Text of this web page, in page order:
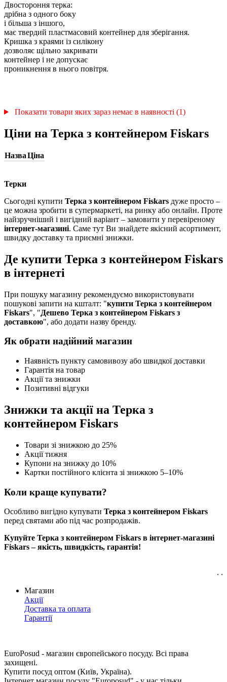
Двостороння терка:
дрібна з одного боку
і більша з іншого,
має твердий пластмасовий контейнер для зберігання.
Кришка з краями із силікону
дозволяє щільно закривати
контейнер і не допускає
проникнення в нього повітря.
Показати товари яких зараз немає в наявності (1)
Ціни на Терка з контейнером Fiskars
НазваЦіна
Терки
Сьогодні купити Терка з контейнером Fiskars дуже просто –
це можна зробити в супермаркеті, на ринку або онлайн. Проте
найзручніший і вигідний варіант – замовити у перевіреному
інтернет-магазині. Саме тут Ви знайдете якісний асортимент,
швидку доставку та приємні знижки.
Де купити Терка з контейнером Fiskars
в інтернеті
При пошуку магазину рекомендуємо використовувати
пошукові запити на кшталт: "купити Терка з контейнером
Fiskars", "Дешево Терка з контейнером Fiskars з
доставкою", або додати назву бренду.
Як обрати надійний магазин
Наявність пункту самовивозу або швидкої доставки
Гарантія на товар
Акції та знижки
Позитивні відгуки
Знижки та акції на Терка з
контейнером Fiskars
Товари зі знижкою до 25%
Акції тижня
Купони на знижку до 10%
Картки постійного клієнта зі знижкою 5–10%
Коли краще купувати?
Особливо вигідно купувати Терка з контейнером Fiskars
перед святами або під час розпродажів.
Купуйте Терка з контейнером Fiskars в інтернет-магазині
Fiskars – якість, швидкість, гарантія!
. .
Магазин
Акції
Доставка та оплата
Гарантії
EuroPosud - магазин європейського посуду. Всі права
захищені.
Купити посуд оптом (Київ, Україна).